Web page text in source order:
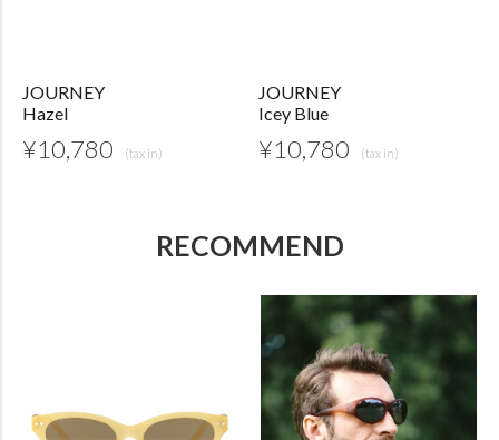
JOURNEY
Hazel
¥10,780
JOURNEY
Icey Blue
¥10,780
RECOMMEND